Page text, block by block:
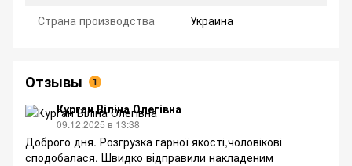
Страна производства
Украина
Отзывы 1
Курган Віліна Олегівна
09.12.2025 в 13:38
Доброго дня. Розгрузка гарної якості,чоловікові
сподобалася. Швидко відправили накладеним